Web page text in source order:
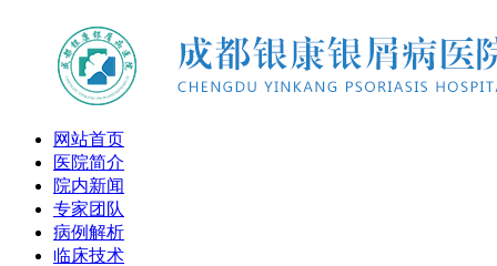
网站首页
医院简介
院内新闻
专家团队
病例解析
临床技术